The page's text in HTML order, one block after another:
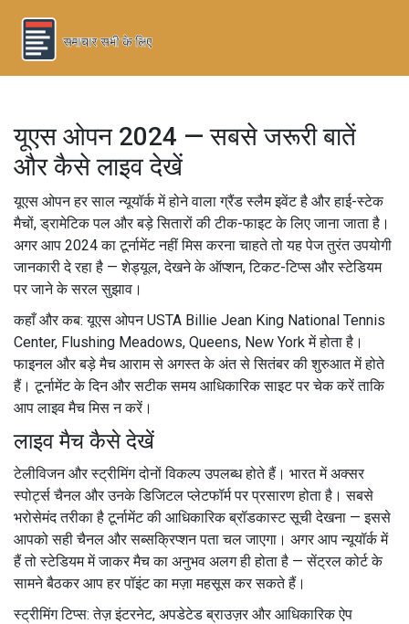
यूएस ओपन 2024 — सबसे जरूरी बातें
और कैसे लाइव देखें
यूएस ओपन हर साल न्यूयॉर्क में होने वाला ग्रैंड स्लैम इवेंट है और हाई-स्टेक
मैचों, ड्रामेटिक पल और बड़े सितारों की टीक-फाइट के लिए जाना जाता है।
अगर आप 2024 का टूर्नामेंट नहीं मिस करना चाहते तो यह पेज तुरंत उपयोगी
जानकारी दे रहा है — शेड्यूल, देखने के ऑप्शन, टिकट-टिप्स और स्टेडियम
पर जाने के सरल सुझाव।
कहाँ और कब: यूएस ओपन USTA Billie Jean King National Tennis
Center, Flushing Meadows, Queens, New York में होता है।
फाइनल और बड़े मैच आराम से अगस्त के अंत से सितंबर की शुरुआत में होते
हैं। टूर्नामेंट के दिन और सटीक समय आधिकारिक साइट पर चेक करें ताकि
आप लाइव मैच मिस न करें।
लाइव मैच कैसे देखें
टेलीविजन और स्ट्रीमिंग दोनों विकल्प उपलब्ध होते हैं। भारत में अक्सर
स्पोर्ट्स चैनल और उनके डिजिटल प्लेटफॉर्म पर प्रसारण होता है। सबसे
भरोसेमंद तरीका है टूर्नामेंट की आधिकारिक ब्रॉडकास्ट सूची देखना — इससे
आपको सही चैनल और सब्सक्रिप्शन पता चल जाएगा। अगर आप न्यूयॉर्क में
हैं तो स्टेडियम में जाकर मैच का अनुभव अलग ही होता है — सेंट्रल कोर्ट के
सामने बैठकर आप हर पॉइंट का मज़ा महसूस कर सकते हैं।
स्ट्रीमिंग टिप्स: तेज़ इंटरनेट, अपडेटेड ब्राउज़र और आधिकारिक ऐप